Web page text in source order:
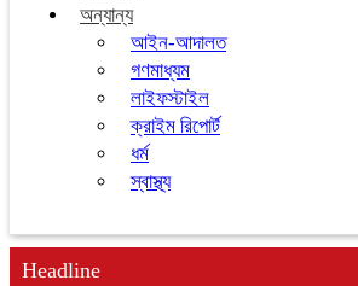
অন্যান্য
আইন-আদালত
গণমাধ্যম
লাইফস্টাইল
ক্রাইম রিপোর্ট
ধর্ম
স্বাস্থ্য
Headline